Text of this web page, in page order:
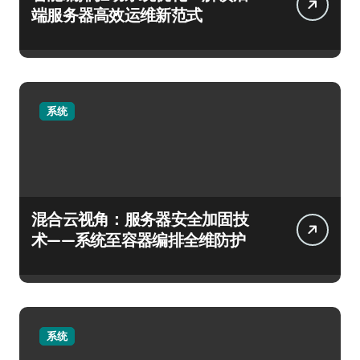
端服务器高效运维新范式
系统
混合云视角：服务器安全加固技
术——系统至容器编排全维防护
系统